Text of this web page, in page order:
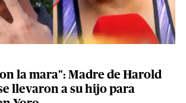
la mara": Madre de Harold
llevaron a su hijo para